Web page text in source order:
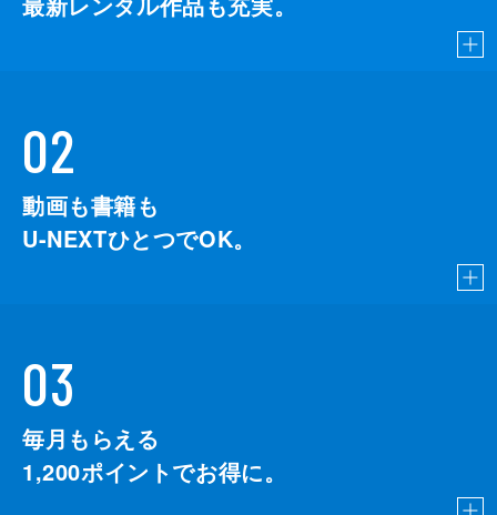
02
動画も書籍も
U-NEXTひとつでOK。
03
毎月もらえる
1,200ポイントでお得に。